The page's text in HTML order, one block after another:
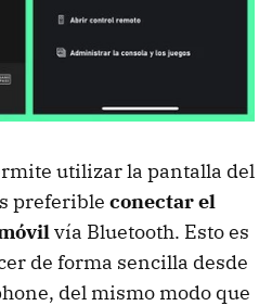
utilizar la pantalla del
preferible conectar el
vía Bluetooth. Esto es
de forma sencilla desde
del mismo modo que